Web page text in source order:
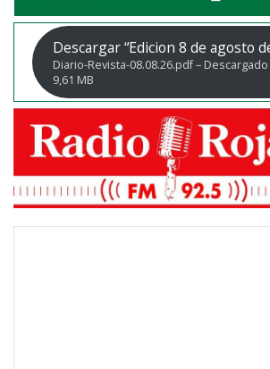
Descargar “Edicion 8 de agosto
Diario-Revista-08.08.26.pdf –
9,61 MB